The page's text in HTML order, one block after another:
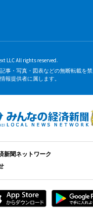
LLC All rights reserved.
事・写真・図表などの無断転載を
報提供者に属します。
新聞ネットワーク